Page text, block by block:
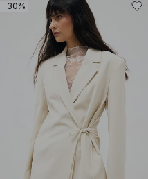
-30%